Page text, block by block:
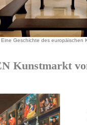
Geschichte des europäischen
Kunstmarkt